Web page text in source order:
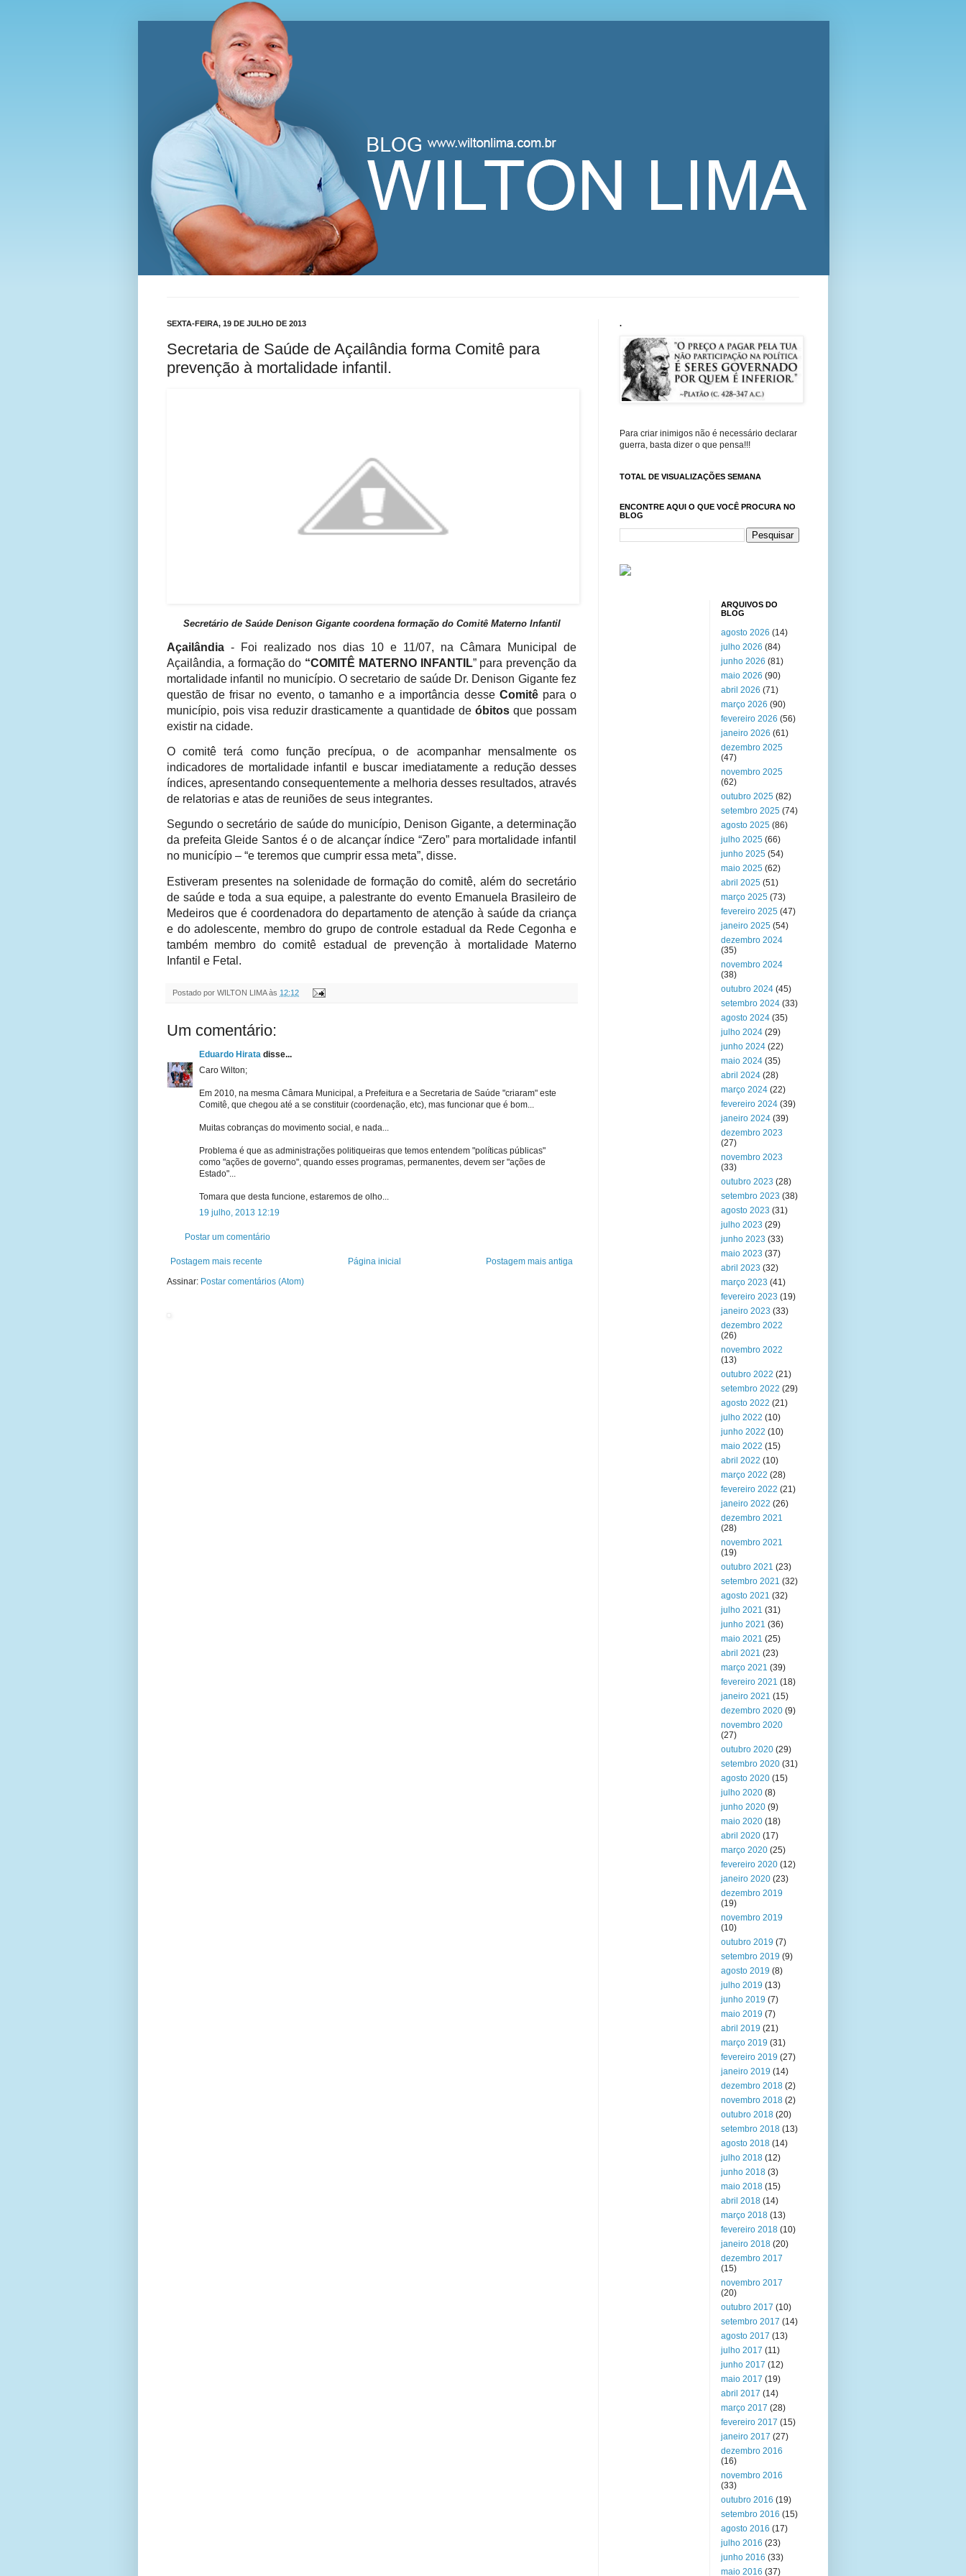
Blog Wilton Lima
SEXTA-FEIRA, 19 DE JULHO DE 2013
Secretaria de Saúde de Açailândia forma Comitê para
prevenção à mortalidade infantil.
Secretário de Saúde Denison Gigante coordena formação do Comitê Materno Infantil
Açailândia - Foi realizado nos dias 10 e 11/07, na Câmara Municipal de
Açailândia, a formação do “COMITÊ MATERNO INFANTIL” para prevenção da
mortalidade infantil no município. O secretario de saúde Dr. Denison Gigante fez
questão de frisar no evento, o tamanho e a importância desse Comitêpara o
município, pois visa reduzir drasticamente a quantidade de óbitos que possam
existir na cidade.
O comitê terá como função precípua, o de acompanhar mensalmente os
indicadores de mortalidade infantil e buscar imediatamente a redução desses
índices, apresentando consequentemente a melhoria desses resultados, através
de relatorias e atas de reuniões de seus integrantes.
Segundo o secretário de saúde do município, Denison Gigante, a determinação
da prefeita Gleide Santos é o de alcançar índice “Zero” para mortalidade infantil
no município – “e teremos que cumprir essa meta”, disse.
Estiveram presentes na solenidade de formação do comitê, além do secretário
de saúde e toda a sua equipe, a palestrante do evento Emanuela Brasileiro de
Medeiros que é coordenadora do departamento de atenção à saúde da criança
e do adolescente, membro do grupo de controle estadual da Rede Cegonha e
também membro do comitê estadual de prevenção à mortalidade Materno
Infantil e Fetal.
Postado por WILTON LIMA às 12:12
Um comentário:
Eduardo Hirata disse...
Caro Wilton;
Em 2010, na mesma Câmara Municipal, a Prefeitura e a Secretaria de Saúde "criaram" este
Comitê, que chegou até a se constituir (coordenação, etc), mas funcionar que é bom...
Muitas cobranças do movimento social, e nada...
Problema é que as administrações politiqueiras que temos entendem "políticas públicas"
como "ações de governo", quando esses programas, permanentes, devem ser "ações de
Estado"...
Tomara que desta funcione, estaremos de olho...
19 julho, 2013 12:19
Postar um comentário
Postagem mais recente Postagem mais antiga
Página inicial
Assinar: Postar comentários (Atom)
.
Para criar inimigos não é necessário declarar
guerra, basta dizer o que pensa!!!
TOTAL DE VISUALIZAÇÕES SEMANA
ENCONTRE AQUI O QUE VOCÊ PROCURA NO
BLOG
ARQUIVOS DO
BLOG
agosto 2026 (14)
julho 2026 (84)
junho 2026 (81)
maio 2026 (90)
abril 2026 (71)
março 2026 (90)
fevereiro 2026 (56)
janeiro 2026 (61)
dezembro 2025
(47)
novembro 2025
(62)
outubro 2025 (82)
setembro 2025 (74)
agosto 2025 (86)
julho 2025 (66)
junho 2025 (54)
maio 2025 (62)
abril 2025 (51)
março 2025 (73)
fevereiro 2025 (47)
janeiro 2025 (54)
dezembro 2024
(35)
novembro 2024
(38)
outubro 2024 (45)
setembro 2024 (33)
agosto 2024 (35)
julho 2024 (29)
junho 2024 (22)
maio 2024 (35)
abril 2024 (28)
março 2024 (22)
fevereiro 2024 (39)
janeiro 2024 (39)
dezembro 2023
(27)
novembro 2023
(33)
outubro 2023 (28)
setembro 2023 (38)
agosto 2023 (31)
julho 2023 (29)
junho 2023 (33)
maio 2023 (37)
abril 2023 (32)
março 2023 (41)
fevereiro 2023 (19)
janeiro 2023 (33)
dezembro 2022
(26)
novembro 2022
(13)
outubro 2022 (21)
setembro 2022 (29)
agosto 2022 (21)
julho 2022 (10)
junho 2022 (10)
maio 2022 (15)
abril 2022 (10)
março 2022 (28)
fevereiro 2022 (21)
janeiro 2022 (26)
dezembro 2021
(28)
novembro 2021
(19)
outubro 2021 (23)
setembro 2021 (32)
agosto 2021 (32)
julho 2021 (31)
junho 2021 (36)
maio 2021 (25)
abril 2021 (23)
março 2021 (39)
fevereiro 2021 (18)
janeiro 2021 (15)
dezembro 2020 (9)
novembro 2020
(27)
outubro 2020 (29)
setembro 2020 (31)
agosto 2020 (15)
julho 2020 (8)
junho 2020 (9)
maio 2020 (18)
abril 2020 (17)
março 2020 (25)
fevereiro 2020 (12)
janeiro 2020 (23)
dezembro 2019
(19)
novembro 2019
(10)
outubro 2019 (7)
setembro 2019 (9)
agosto 2019 (8)
julho 2019 (13)
junho 2019 (7)
maio 2019 (7)
abril 2019 (21)
março 2019 (31)
fevereiro 2019 (27)
janeiro 2019 (14)
dezembro 2018 (2)
novembro 2018 (2)
outubro 2018 (20)
setembro 2018 (13)
agosto 2018 (14)
julho 2018 (12)
junho 2018 (3)
maio 2018 (15)
abril 2018 (14)
março 2018 (13)
fevereiro 2018 (10)
janeiro 2018 (20)
dezembro 2017
(15)
novembro 2017
(20)
outubro 2017 (10)
setembro 2017 (14)
agosto 2017 (13)
julho 2017 (11)
junho 2017 (12)
maio 2017 (19)
abril 2017 (14)
março 2017 (28)
fevereiro 2017 (15)
janeiro 2017 (27)
dezembro 2016
(16)
novembro 2016
(33)
outubro 2016 (19)
setembro 2016 (15)
agosto 2016 (17)
julho 2016 (23)
junho 2016 (33)
maio 2016 (37)